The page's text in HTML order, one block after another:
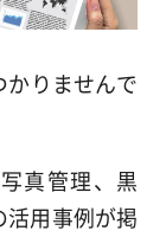
かりませんで
真管理、黒
用事例が掲